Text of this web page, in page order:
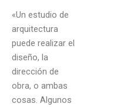
«Un estudio de
arquitectura
puede realizar el
diseño, la
dirección de
obra, o ambas
cosas. Algunos